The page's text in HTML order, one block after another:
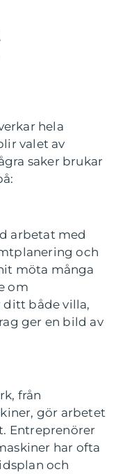
hela
valet av
saker brukar
arbetat med
och
möta många
om
ditt både villa,
ger en bild av
från
gör arbetet
Entreprenörer
har ofta
och